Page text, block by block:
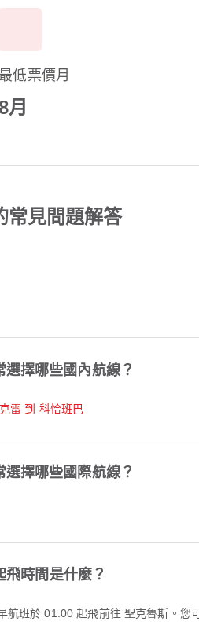
低票價月
月
見問題解答
擇哪些國內航線？
雷 到 科恰班巴
擇哪些國際航線？
時間是什麼？
航班於 01:00 起飛前往 聖克魯斯。